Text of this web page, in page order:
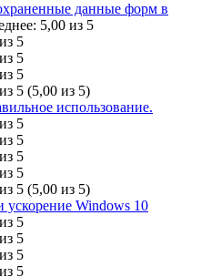
данные форм в
(5,00 из 5)
использование.
(5,00 из 5)
ускорение Windows 10